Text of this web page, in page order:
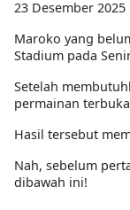
23 Desember
Maroko yang
Stadium pada
Setelah
permainan
Hasil tersebut
Nah, sebelum
dibawah ini!